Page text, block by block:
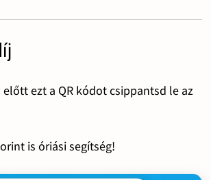
előtt ezt a QR kódot csippantsd le az
is óriási segítség!